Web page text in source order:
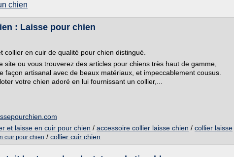
chien
: Laisse pour chien
collier en cuir de qualité pour chien distingué.
site ou vous trouverez des articles pour chiens très haut de gamme,
façon artisanal avec de beaux matériaux, et impeccablement cousus.
votre chien adoré en lui fournissant un collier,...
et laisse en cuir pour chien / accessoire collier laisse chien / collier laisse
cuir pour chien / collier cuir chien